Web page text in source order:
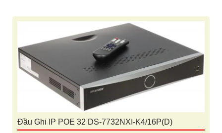
Đầu Ghi IP POE 32 DS-7732NXI-K4/16P(D)